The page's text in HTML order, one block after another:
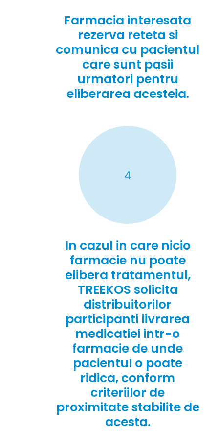
Farmacia interesata
rezerva reteta si
comunica cu pacientul
care sunt pasii
urmatori pentru
eliberarea acesteia.
4
In cazul in care nicio
farmacie nu poate
elibera tratamentul,
TREEKOS solicita
distribuitorilor
participanti livrarea
medicatiei intr-o
farmacie de unde
pacientul o poate
ridica, conform
criteriilor de
proximitate stabilite de
acesta.